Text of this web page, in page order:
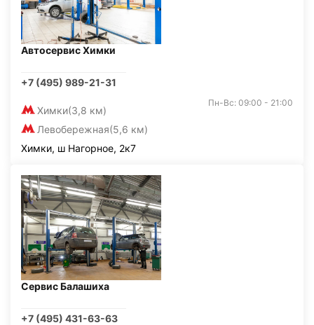
Автосервис Химки
+7 (495) 989-21-31
Химки(3,8 км)
Левобережная(5,6 км)
Пн-Вс: 09:00 - 21:00
Химки, ш Нагорное, 2к7
Сервис Балашиха
+7 (495) 431-63-63